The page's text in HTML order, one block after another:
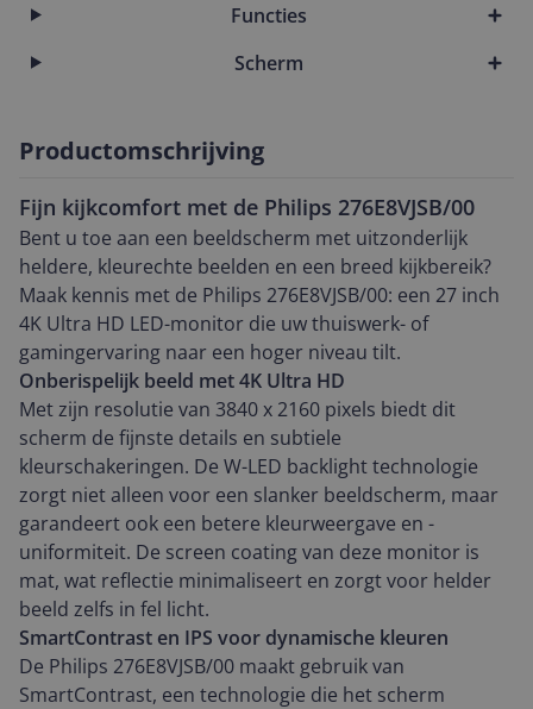
Functies
Scherm
Productomschrijving
Fijn kijkcomfort met de Philips 276E8VJSB/00
Bent u toe aan een beeldscherm met uitzonderlijk
heldere, kleurechte beelden en een breed kijkbereik?
Maak kennis met de Philips 276E8VJSB/00: een 27 inch
4K Ultra HD LED-monitor die uw thuiswerk- of
gamingervaring naar een hoger niveau tilt.
Onberispelijk beeld met 4K Ultra HD
Met zijn resolutie van 3840 x 2160 pixels biedt dit
scherm de fijnste details en subtiele
kleurschakeringen. De W-LED backlight technologie
zorgt niet alleen voor een slanker beeldscherm, maar
garandeert ook een betere kleurweergave en -
uniformiteit. De screen coating van deze monitor is
mat, wat reflectie minimaliseert en zorgt voor helder
beeld zelfs in fel licht.
SmartContrast en IPS voor dynamische kleuren
De Philips 276E8VJSB/00 maakt gebruik van
SmartContrast, een technologie die het scherm